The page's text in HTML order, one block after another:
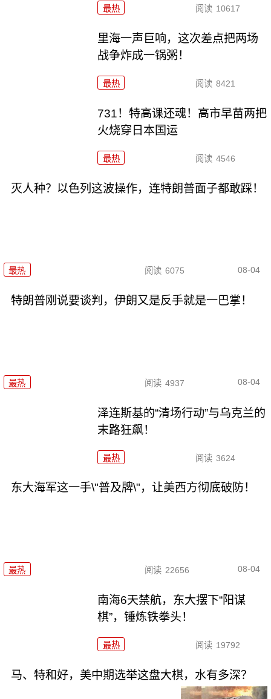
最热 阅读 10617
里海一声巨响，这次差点把两场
战争炸成一锅粥！
最热 阅读 8421
731！特高课还魂！高市早苗两把
火烧穿日本国运
最热 阅读 4546
灭人种？以色列这波操作，连特朗普面子都敢踩！
最热 阅读 6075 08-04
特朗普刚说要谈判，伊朗又是反手就是一巴掌！
最热 阅读 4937 08-04
泽连斯基的“清场行动”与乌克兰的
末路狂飙！
最热 阅读 3624
东大海军这一手\"普及牌\"，让美西方彻底破防！
最热 阅读 22656 08-04
南海6天禁航，东大摆下“阳谋
棋”，锤炼铁拳头！
最热 阅读 19792
马、特和好，美中期选举这盘大棋，水有多深？